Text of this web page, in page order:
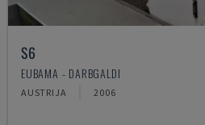
S6
EUBAMA - DARBGALDI
AUSTRIJA 2006